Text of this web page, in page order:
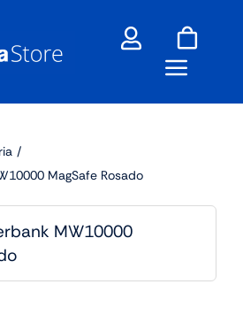
MagSafe Rosado